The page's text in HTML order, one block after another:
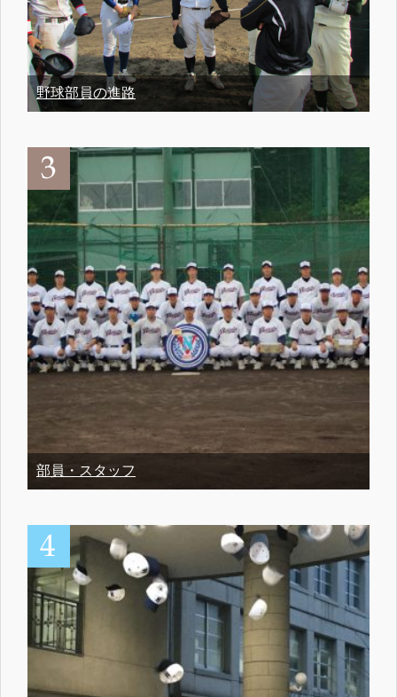
野球部員の進路
部員・スタッフ